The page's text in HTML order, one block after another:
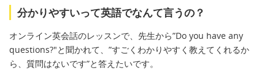
分かりやすいって英語でなんて言うの？
オンライン英会話のレッスンで、先生から”Do you have any
questions?"と聞かれて、”すごくわかりやすく教えてくれるか
ら、質問はないです”と答えたいです。